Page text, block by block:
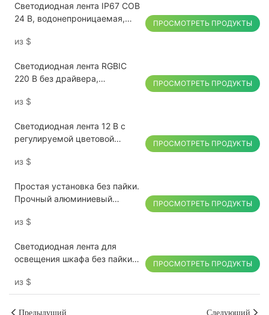
Светодиодная лента IP67 COB
24 В, водонепроницаемая,
освещения, отрезная, 100 м
из $
ПРОСМОТРЕТЬ ПРОДУКТЫ
Светодиодная лента RGBIC
220 В без драйвера,
идеально подходит для
и на улице
из $
ПРОСМОТРЕТЬ ПРОДУКТЫ
Светодиодная лента 12 В с
регулируемой цветовой
с Wi-Fi, Bluetooth, Zigbee и
управления яркостью.
из $
ПРОСМОТРЕТЬ ПРОДУКТЫ
Простая установка без пайки.
Прочный алюминиевый
Светодиодные светильники
из $
ПРОСМОТРЕТЬ ПРОДУКТЫ
Светодиодная лента для
освещения шкафа без пайки,
энергоэффективная и
долговечная для освещения
мебели
из $
ПРОСМОТРЕТЬ ПРОДУКТЫ